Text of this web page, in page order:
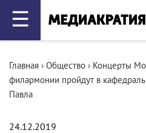
☰
Главная › Общество › Концерты
филармонии пройдут в
Павла
24.12.2019